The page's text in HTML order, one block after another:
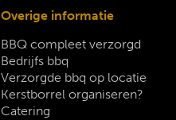
Overige informatie
BBQ compleet verzorgd
Bedrijfs bbq
Verzorgde bbq op locatie
Kerstborrel organiseren?
Catering